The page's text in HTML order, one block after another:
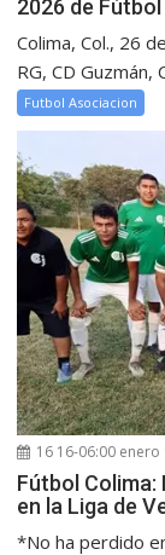
2026 de Fútbol
Colima, Col., 26
RG, CD Guzmán,
Futbol Asociacion
16 16-06:00 enero
Fútbol
en la Liga de
*No ha perdido